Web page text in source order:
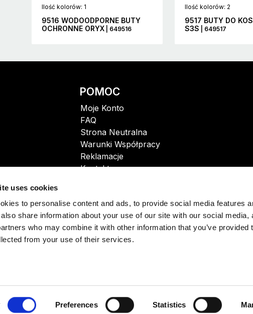
uses cookies
to personalise content and ads, to provide social media features
share information about your use of our site with our social media,
who may combine it with other information that you’ve provided
from your use of their services.
Preferences Statistics
Ilość kolorów: 1
9516 WODOODPORNE BUTY
OCHRONNE ORYX | 649516
Ilość kolorów: 2
9517 BUTY DO
S3S | 649517
POMOC
Moje Konto
FAQ
Strona Neutralna
Warunki Współpracy
Reklamacje
Kontakt
POLAND Sp. z o.o. ul. Krzemowa 1, Złotniki | 62-002